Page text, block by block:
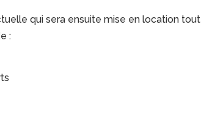
qui sera ensuite mise en location tout
: